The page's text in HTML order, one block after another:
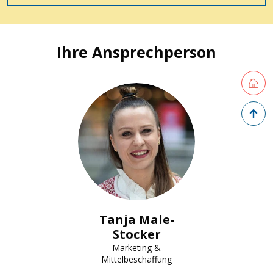
Ihre Ansprechperson
Tanja Stocker April 2019 Foto: © Vera Markus
Tanja Male-
Stocker
Marketing &
Mittelbeschaffung
Zurück